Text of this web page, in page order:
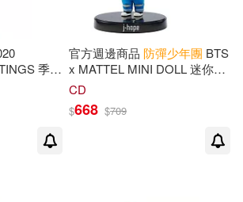
休(1)
環友文化(17)
季節
掛曆
官方週邊商品 防彈少年團 BTS
x MATTEL MINI DOLL 迷你公
仔 (美國進口) J-HOPE
CD
$668 $709